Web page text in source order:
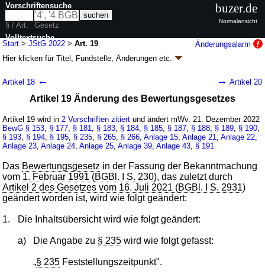
Start >JStG 2022 >Art. 19
Änderungsalarm
Hier klicken fürTitel, Fundstelle, Änderungen etc.
2022)
G. v. 16.12.2022BGBl. I S. 2294, 2023 I Nr. 293
42 Änderungen | Drucksachen / Entwurf / Begründung |
wird in 35 Vorschriften zitiert
Artikel 18 ← → Artikel 20
Artikel 19 Änderung des Bewertungsgesetzes
Artikel 19 wird in 2 Vorschriften zitiert und ändert mWv. 21. Dezember 2022
BewG § 153 § 177 § 181 § 183 § 184 § 185 § 187 § 188 § 189 § 190
§ 193 § 194 § 195 § 235 § 265 § 266 ,Anlage 15 ,Anlage 21 ,Anlage 22
Anlage 23 ,Anlage 24 ,Anlage 25 ,Anlage 39 ,Anlage 43 § 191
Das Bewertungsgesetz in der Fassung der Bekanntmachung
vom 1. Februar 1991 (BGBl. I S. 230), das zuletzt durch
Artikel 2 des Gesetzes vom 16. Juli 2021 (BGBl. I S. 2931)
geändert worden ist, wird wie folgt geändert:
1. Die Inhaltsübersicht wird wie folgt geändert:
a) Die Angabe zu § 235wird wie folgt gefasst:
„§ 235Feststellungszeitpunkt".
Vorschriftensuche
§ / Art.
Gesetz
Volltextsuche
nur in JStG 2022
buzer.de
Normalansicht